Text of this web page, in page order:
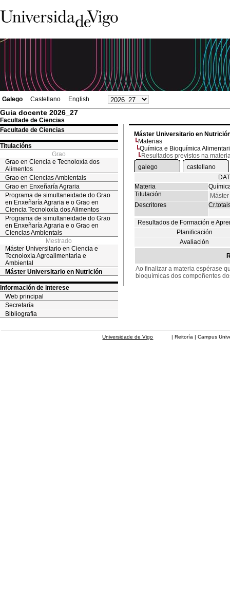
Galego Castellano English
Guia docente 2026_27
Facultade de Ciencias
Facultade de Ciencias
Titulacións
Grao
Grao en Ciencia e Tecnoloxía dos
Alimentos
Grao en Ciencias Ambientais
Grao en Enxeñaría Agraria
Programa de simultaneidade do Grao
en Enxeñaría Agraria e o Grao en
Ciencia Tecnoloxía dos Alimentos
Programa de simultaneidade do Grao
en Enxeñaría Agraria e o Grao en
Ciencias Ambientais
Mestrado
Máster Universitario en Ciencia e
Tecnoloxía Agroalimentaria e
Ambiental
Máster Universitario en Nutrición
Información de interese
Web principal
Secretaría
Bibliografía
Máster Universitario en
Materias
Química e Bioquímica
Resultados previstos na
galego
castellano
Materia
Titulación
Descritores
Resultados de Formación e
Planificación
Avaliación
Ao finalizar a materia espérase
bioquímicas dos compoñentes
Universidade de Vigo | Reitoría | Campus